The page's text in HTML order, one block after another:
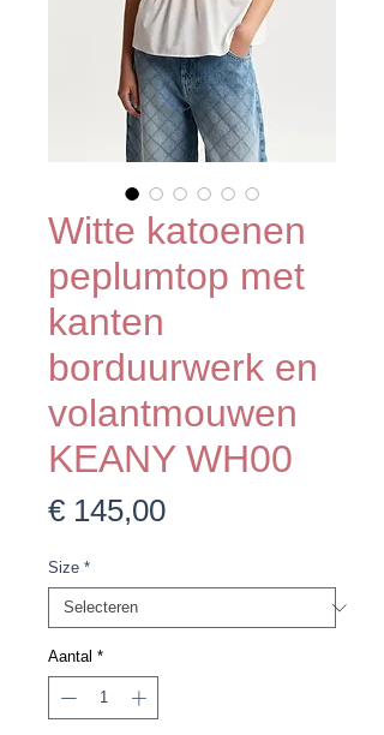
Witte katoenen
peplumtop met
kanten
borduurwerk en
volantmouwen
KEANY WH00
€ 145,00Prijs
Size *
Aantal *